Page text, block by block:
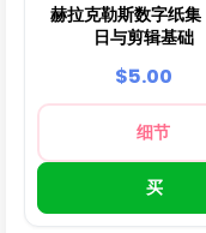
赫拉克勒斯数字纸
日与剪辑基础
$5.00
细节
买